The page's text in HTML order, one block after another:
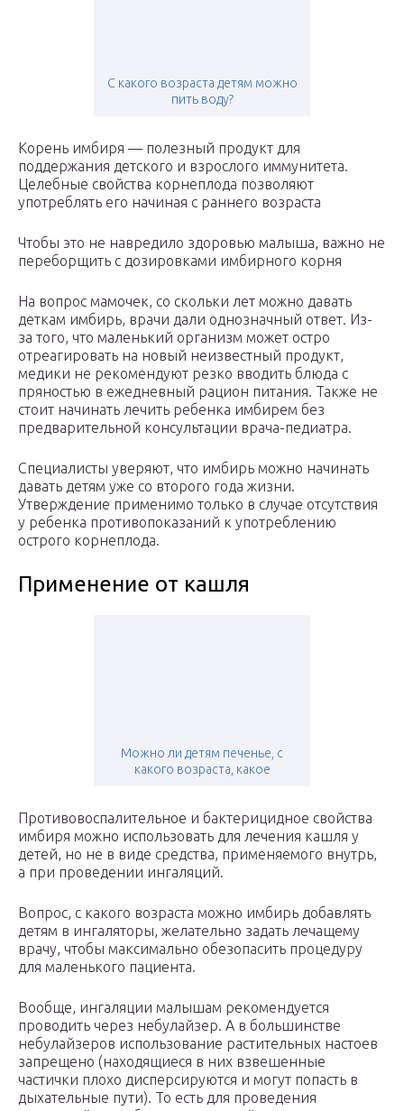
С какого возраста детям можно
пить воду?
Корень имбиря — полезный продукт для
поддержания детского и взрослого иммунитета.
Целебные свойства корнеплода позволяют
употреблять его начиная с раннего возраста
Чтобы это не навредило здоровью малыша, важно не
переборщить с дозировками имбирного корня
На вопрос мамочек, со скольки лет можно давать
деткам имбирь, врачи дали однозначный ответ. Из-
за того, что маленький организм может остро
отреагировать на новый неизвестный продукт,
медики не рекомендуют резко вводить блюда с
пряностью в ежедневный рацион питания. Также не
стоит начинать лечить ребенка имбирем без
предварительной консультации врача-педиатра.
Специалисты уверяют, что имбирь можно начинать
давать детям уже со второго года жизни.
Утверждение применимо только в случае отсутствия
у ребенка противопоказаний к употреблению
острого корнеплода.
Применение от кашля
Можно ли детям печенье, с
какого возраста, какое
Противовоспалительное и бактерицидное свойства
имбиря можно использовать для лечения кашля у
детей, но не в виде средства, применяемого внутрь,
а при проведении ингаляций.
Вопрос, с какого возраста можно имбирь добавлять
детям в ингаляторы, желательно задать лечащему
врачу, чтобы максимально обезопасить процедуру
для маленького пациента.
Вообще, ингаляции малышам рекомендуется
проводить через небулайзер. А в большинстве
небулайзеров использование растительных настоев
запрещено (находящиеся в них взвешенные
частички плохо дисперсируются и могут попасть в
дыхательные пути). То есть для проведения